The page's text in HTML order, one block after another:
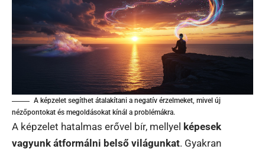
A képzelet segíthet átalakítani a negatív érzelmeket, mivel új
nézőpontokat és megoldásokat kínál a problémákra.
A képzelet hatalmas erővel bír, mellyel képesek
vagyunk átformálni belső világunkat. Gyakran